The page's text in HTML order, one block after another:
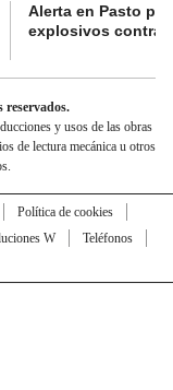
Alerta en Pasto
explosivos contra
reservados.
y usos de las obras
de lectura mecánica u otros
Política de cookies
W
Teléfonos